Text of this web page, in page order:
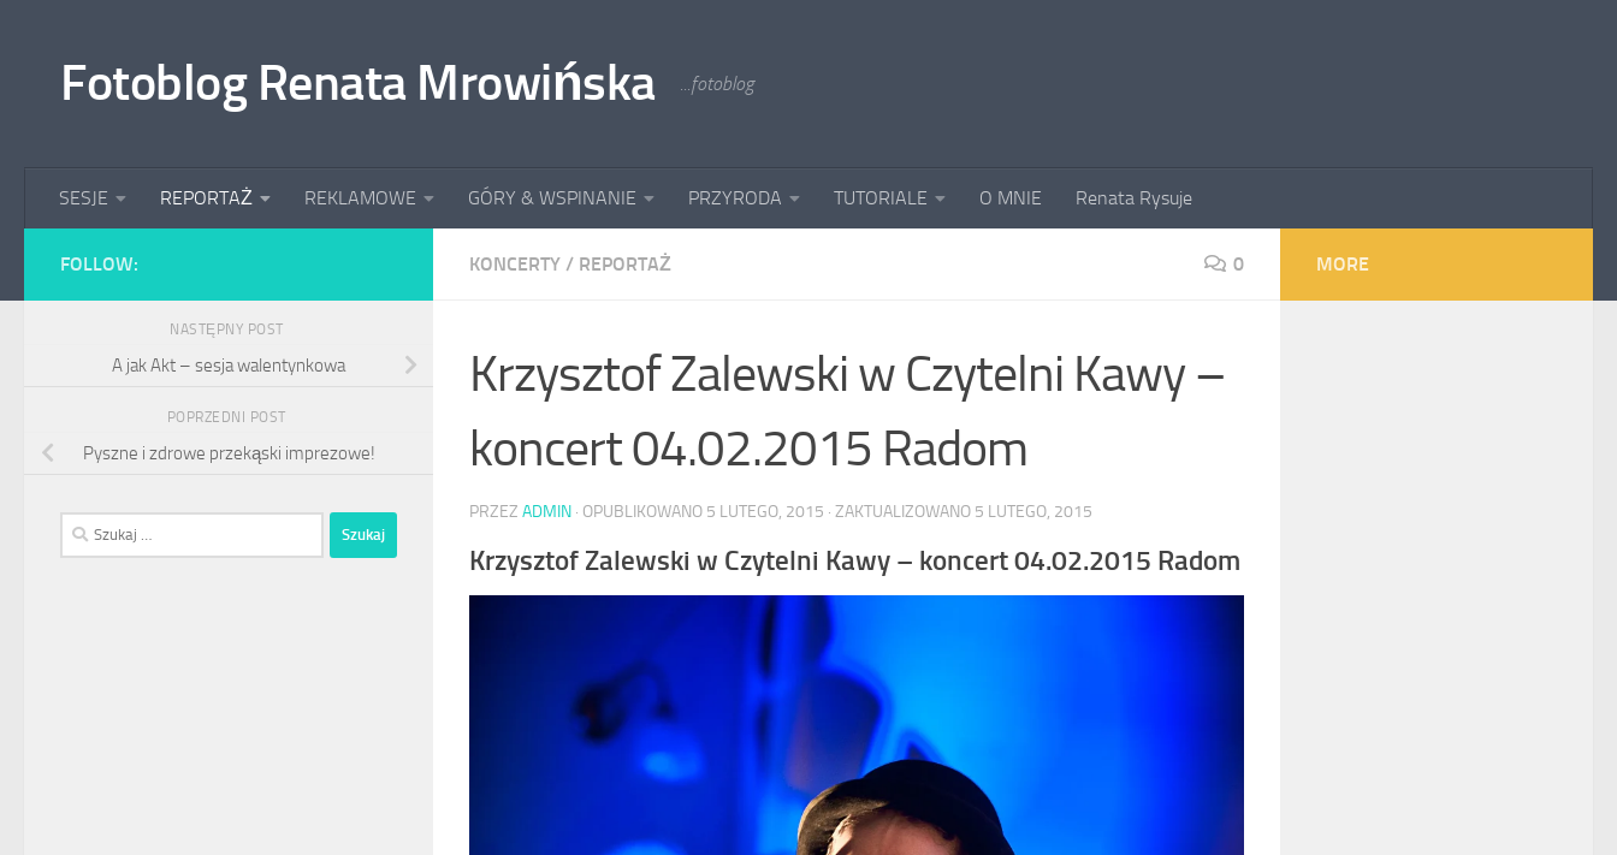
Fotoblog Renata Mrowińska ...fotoblog
SESJE REPORTAŻ REKLAMOWE GÓRY & WSPINANIE PRZYRODA TUTORIALE O MNIE Renata Rysuje
KONCERTY / REPORTAŻ 0
Krzysztof Zalewski w Czytelni Kawy –
koncert 04.02.2015 Radom
PRZEZ ADMIN · OPUBLIKOWANO 5 LUTEGO, 2015 · ZAKTUALIZOWANO 5 LUTEGO, 2015
Krzysztof Zalewski w Czytelni Kawy – koncert 04.02.2015 Radom
FOLLOW:
NASTĘPNY POST
A jak Akt – sesja walentynkowa
POPRZEDNI POST
Pyszne i zdrowe przekąski imprezowe!
Szukaj:
MORE